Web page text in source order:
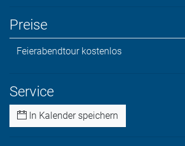
Preise
Feierabendtour kostenlos
Service
In Kalender speichern